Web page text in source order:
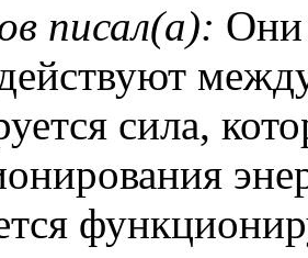
писал(а):
сила,